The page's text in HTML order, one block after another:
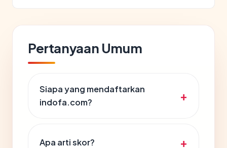
Pertanyaan Umum
Siapa yang mendaftarkan
indofa.com?
Apa arti skor?